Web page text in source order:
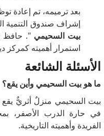
بعد ترميمه، تم إعادة
إشراف صندوق التنمية
بيت السحيمي ". حافظ
استمرار أهميته كمركز
الأسئلة الشائعة
ما هو بيت السحيمي وأين يقع؟
بيت السحيمي منزلٌ أثريٌّ يقع
في حارة الدرب الأصفر،
الفريدة وأهميته التاريخية.